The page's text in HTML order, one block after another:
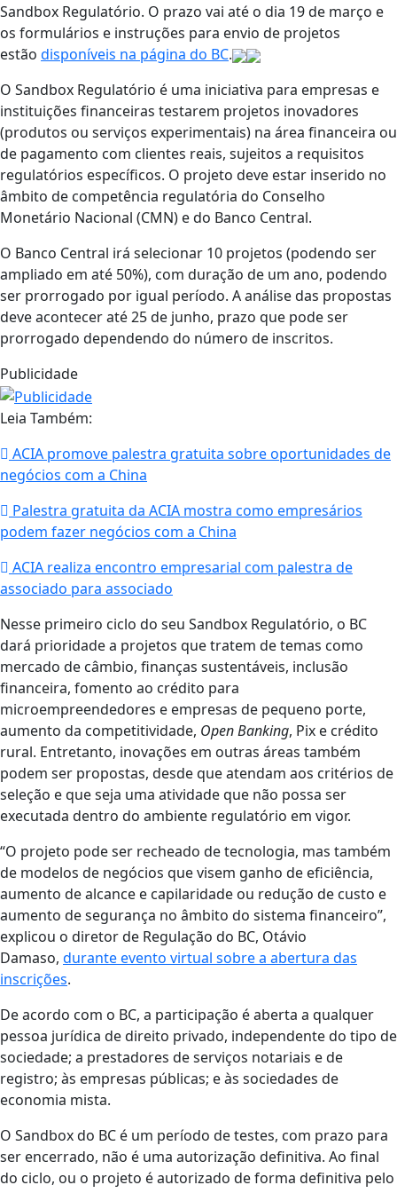
Sandbox Regulatório. O prazo vai até o dia 19 de março e
os formulários e instruções para envio de projetos
estão disponíveis na página do BC.
O Sandbox Regulatório é uma iniciativa para empresas e
instituições financeiras testarem projetos inovadores
(produtos ou serviços experimentais) na área financeira ou
de pagamento com clientes reais, sujeitos a requisitos
regulatórios específicos. O projeto deve estar inserido no
âmbito de competência regulatória do Conselho
Monetário Nacional (CMN) e do Banco Central.
O Banco Central irá selecionar 10 projetos (podendo ser
ampliado em até 50%), com duração de um ano, podendo
ser prorrogado por igual período. A análise das propostas
deve acontecer até 25 de junho, prazo que pode ser
prorrogado dependendo do número de inscritos.
Publicidade
Leia Também:
ACIA promove palestra gratuita sobre oportunidades de
negócios com a China
Palestra gratuita da ACIA mostra como empresários
podem fazer negócios com a China
ACIA realiza encontro empresarial com palestra de
associado para associado
Nesse primeiro ciclo do seu Sandbox Regulatório, o BC
dará prioridade a projetos que tratem de temas como
mercado de câmbio, finanças sustentáveis, inclusão
financeira, fomento ao crédito para
microempreendedores e empresas de pequeno porte,
aumento da competitividade, Open Banking, Pix e crédito
rural. Entretanto, inovações em outras áreas também
podem ser propostas, desde que atendam aos critérios de
seleção e que seja uma atividade que não possa ser
executada dentro do ambiente regulatório em vigor.
“O projeto pode ser recheado de tecnologia, mas também
de modelos de negócios que visem ganho de eficiência,
aumento de alcance e capilaridade ou redução de custo e
aumento de segurança no âmbito do sistema financeiro”,
explicou o diretor de Regulação do BC, Otávio
Damaso, durante evento virtual sobre a abertura das
inscrições.
De acordo com o BC, a participação é aberta a qualquer
pessoa jurídica de direito privado, independente do tipo de
sociedade; a prestadores de serviços notariais e de
registro; às empresas públicas; e às sociedades de
economia mista.
O Sandbox do BC é um período de testes, com prazo para
ser encerrado, não é uma autorização definitiva. Ao final
do ciclo, ou o projeto é autorizado de forma definitiva pelo